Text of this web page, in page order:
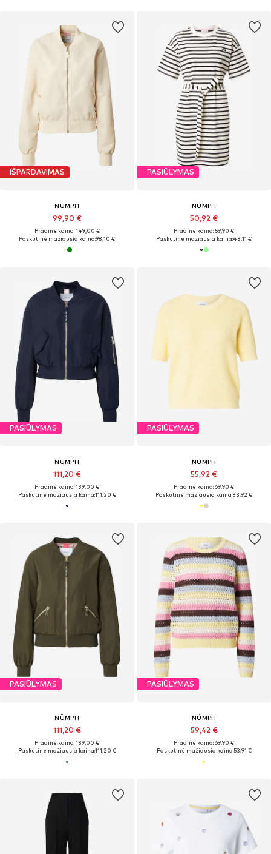
IŠPARDAVIMAS
NÜMPH
99,90 €
Pradinė kaina: 149,00 €
Paskutinė mažiausia kaina:98,10 €
PASIŪLYMAS
NÜMPH
50,92 €
Pradinė kaina: 59,90 €
Paskutinė mažiausia kaina:43,11 €
PASIŪLYMAS
NÜMPH
111,20 €
Pradinė kaina: 139,00 €
Paskutinė mažiausia kaina:111,20 €
PASIŪLYMAS
NÜMPH
55,92 €
Pradinė kaina: 69,90 €
Paskutinė mažiausia kaina:33,92 €
PASIŪLYMAS
NÜMPH
111,20 €
Pradinė kaina: 139,00 €
Paskutinė mažiausia kaina:111,20 €
PASIŪLYMAS
NÜMPH
59,42 €
Pradinė kaina: 69,90 €
Paskutinė mažiausia kaina:53,91 €